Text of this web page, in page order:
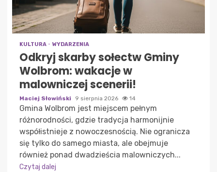
KULTURA WYDARZENIA
Odkryj skarby sołectw Gminy
Wolbrom: wakacje w
malowniczej scenerii!
Maciej Słowiński 9 sierpnia 2026 14
Gmina Wolbrom jest miejscem pełnym
różnorodności, gdzie tradycja harmonijnie
współistnieje z nowoczesnością. Nie ogranicza
się tylko do samego miasta, ale obejmuje
również ponad dwadzieścia malowniczych...
Czytaj dalej